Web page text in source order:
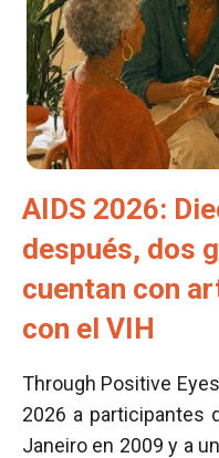
AIDS 2026:
después, dos
cuentan con
con el VIH
Through Positive
2026 a participantes
Janeiro en 2009 y a